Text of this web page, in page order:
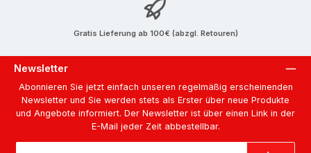
Gratis Lieferung ab 100€ (abzgl. Retouren)
Newsletter
Abonnieren Sie jetzt einfach unseren regelmäßig erscheinenden
Newsletter und Sie werden stets als Erster über neue Produkte
und Angebote informiert. Der Newsletter ist über einen Link in der
E-Mail jeder Zeit abbestellbar.